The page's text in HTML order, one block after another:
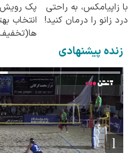
با زاپیامکس، به راحتی
درد زانو را درمان کنید!
پک
انتخاب
زنده پیشنهادی